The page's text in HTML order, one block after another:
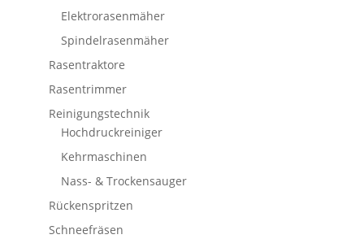
Elektrorasenmäher
Spindelrasenmäher
Rasentraktore
Rasentrimmer
Reinigungstechnik
Hochdruckreiniger
Kehrmaschinen
Nass- & Trockensauger
Rückenspritzen
Schneefräsen